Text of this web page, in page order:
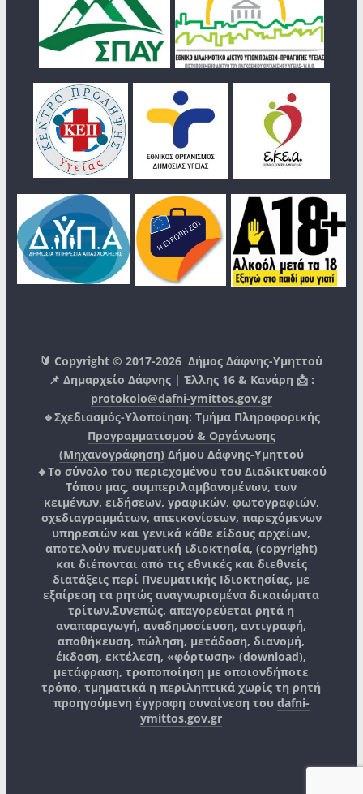
🔰 Copyright © 2017-2026Δήμος Δάφνης-Υμηττού
📌 Δημαρχείο Δάφνης | Έλλης 16 & Κανάρη 📩 :
protokolo@dafni-ymittos.gov.gr
🔹Σχεδιασμός-Υλοποίηση: Τμήμα Πληροφορικής
Προγραμματισμού & Οργάνωσης
(Μηχανογράφηση) Δήμου Δάφνης-Υμηττού
🔸Το σύνολο του περιεχομένου του Διαδικτυακού
Τόπου μας, συμπεριλαμβανομένων, των
κειμένων, ειδήσεων, γραφικών, φωτογραφιών,
σχεδιαγραμμάτων, απεικονίσεων, παρεχόμενων
υπηρεσιών και γενικά κάθε είδους αρχείων,
αποτελούν πνευματική ιδιοκτησία, (copyright)
και διέπονται από τις εθνικές και διεθνείς
διατάξεις περί Πνευματικής Ιδιοκτησίας, με
εξαίρεση τα ρητώς αναγνωρισμένα δικαιώματα
τρίτων.Συνεπώς, απαγορεύεται ρητά η
αναπαραγωγή, αναδημοσίευση, αντιγραφή,
αποθήκευση, πώληση, μετάδοση, διανομή,
έκδοση, εκτέλεση, «φόρτωση» (download),
μετάφραση, τροποποίηση με οποιονδήποτε
τρόπο, τμηματικά η περιληπτικά χωρίς τη ρητή
προηγούμενη έγγραφη συναίνεση του dafni-
ymittos.gov.gr